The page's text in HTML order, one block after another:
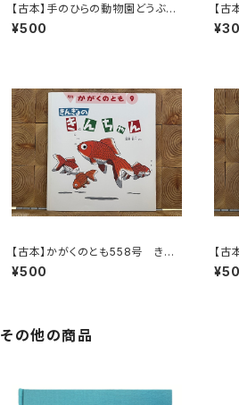
【古本】手のひらの動物園どうぶ
つ・紙工作BOOK
¥500
【古
いで
【古本】かがくのとも558号 きん
ぎょのきんちゃん
¥500
【
号
その他の商品